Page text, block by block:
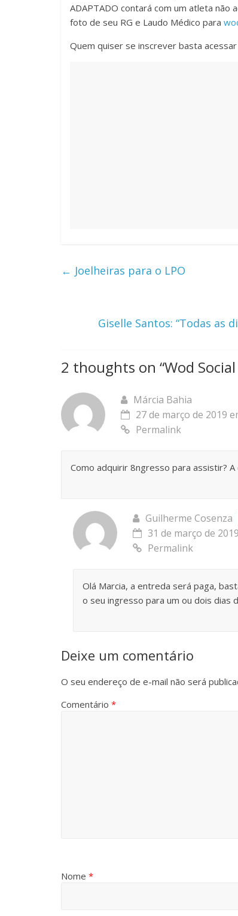
ADAPTADO contará com um atleta
foto de seu RG e Laudo Médico para
Quem quiser se inscrever basta
← Joelheiras para o LPO
Giselle Santos: “Todas as
2 thoughts on “Wod
Márcia Bahia
27 de março de 2019
Permalink
Como adquirir 8ngresso para assistir?
Guilherme Cosenza
31 de março de
Permalink
Olá Marcia, a entreda será paga,
o seu ingresso para um ou dois dias
Deixe um comentário
O seu endereço de e-mail não será
Comentário *
Nome *